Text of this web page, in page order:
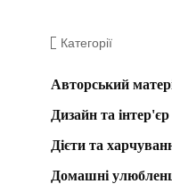
Категорії
Авторський
Дизайн та інтер'єр
Дієти та
Домашні